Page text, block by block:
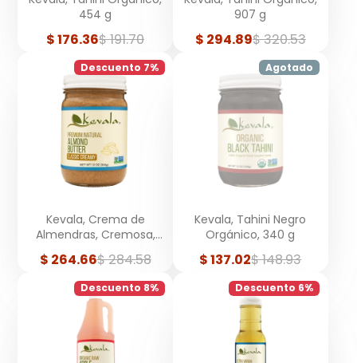
454 g
Precio
venta
$ 176.36Precio
regular
$ 191.70
907 g
Precio
$ 294.89Precio
regular
$ 320.53
Descuento 7%
Kevala, Crema de
Almendras, Cremosa,
340 g
Precio
venta
$ 264.66Precio
regular
$ 284.58
Agotado
Kevala, Tahini Negro
Orgánico, 340 g
Precio
venta
$ 137.02Precio
regular
$ 148.93
Descuento 8% Descuento 6%